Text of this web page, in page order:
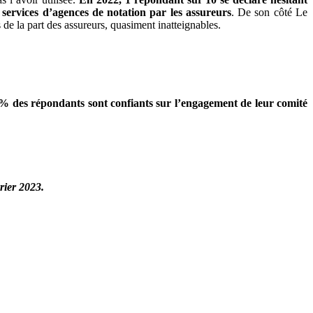
d’agences de notation par les assureurs. De son côté Le
la part des assureurs, quasiment inatteignables.
des répondants sont confiants sur l’engagement de leur comité
2023.